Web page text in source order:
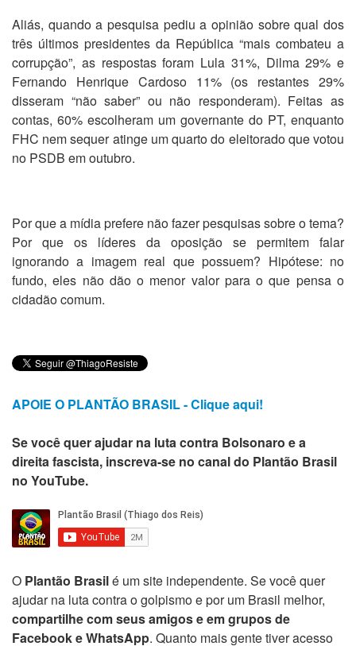
Aliás, quando a pesquisa pediu a opinião sobre qual dos
três últimos presidentes da República “mais combateu a
corrupção”, as respostas foram Lula 31%, Dilma 29% e
Fernando Henrique Cardoso 11% (os restantes 29%
disseram “não saber” ou não responderam). Feitas as
contas, 60% escolheram um governante do PT, enquanto
FHC nem sequer atinge um quarto do eleitorado que votou
no PSDB em outubro.
Por que a mídia prefere não fazer pesquisas sobre o tema?
Por que os líderes da oposição se permitem falar
ignorando a imagem real que possuem? Hipótese: no
fundo, eles não dão o menor valor para o que pensa o
cidadão comum.
APOIE O PLANTÃO BRASIL - Clique aqui!
Se você quer ajudar na luta contra Bolsonaro e a
direita fascista, inscreva-se no canal do Plantão Brasil
no YouTube.
O Plantão Brasilé um site independente. Se você quer
ajudar na luta contra o golpismo e por um Brasil melhor,
compartilhe com seus amigos e em grupos de
Facebook e WhatsApp. Quanto mais gente tiver acesso